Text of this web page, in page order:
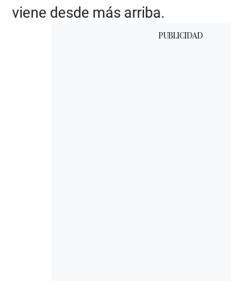
viene desde más arriba.